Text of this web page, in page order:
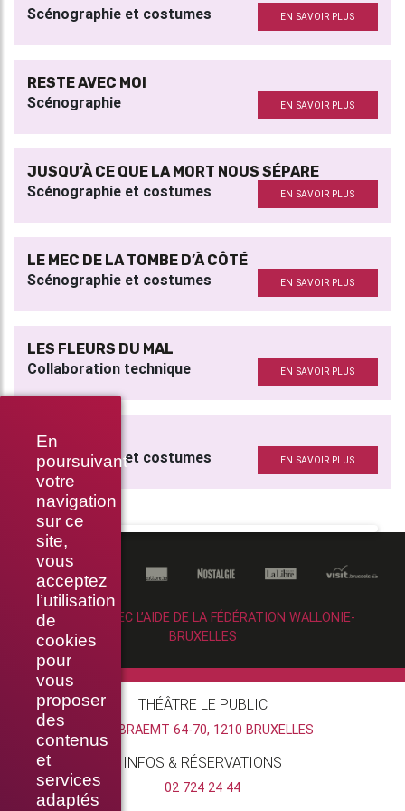
En
poursuivant
votre
navigation
sur ce
site,
vous
acceptez
l’utilisation
de
cookies
pour
vous
proposer
des
contenus
et
services
adaptés
Scénographie et costumes EN SAVOIR PLUS
RESTE AVEC MOI
Scénographie EN SAVOIR PLUS
JUSQU’À CE QUE LA MORT NOUS SÉPARE
Scénographie et costumes EN SAVOIR PLUS
LE MEC DE LA TOMBE D’À CÔTÉ
Scénographie et costumes EN SAVOIR PLUS
LES FLEURS DU MAL
Collaboration technique EN SAVOIR PLUS
SKYLIGHT
Scénographie et costumes EN SAVOIR PLUS
RÉALISÉ AVEC L’AIDE DE LA FÉDÉRATION WALLONIE-
BRUXELLES
THÉÂTRE LE PUBLIC
RUE BRAEMT 64-70, 1210 BRUXELLES
INFOS & RÉSERVATIONS
02 724 24 44